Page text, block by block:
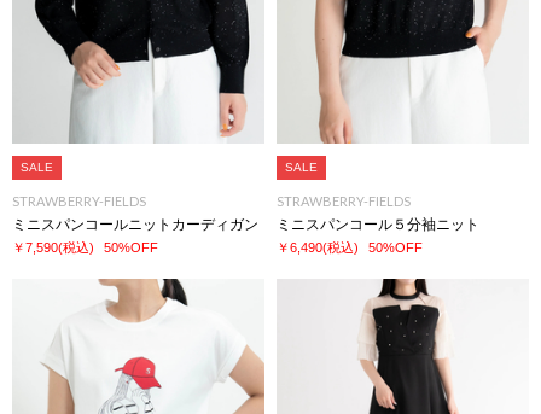
SALE
STRAWBERRY-FIELDS
ミニスパンコールニットカーディガン
￥7,590(税込) 50%OFF
SALE
STRAWBERRY-FIELDS
ミニスパンコール５分袖ニット
￥6,490(税込) 50%OFF